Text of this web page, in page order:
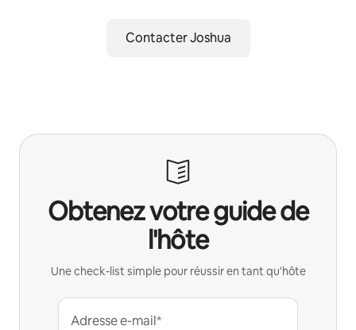
Contacter Joshua
Obtenez votre guide de
l'hôte
Une check-list simple pour réussir en tant qu'hôte
Adresse e-mail*